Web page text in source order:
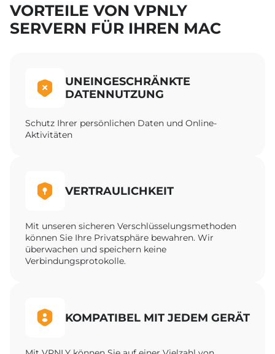
VORTEILE VON VPNLY
SERVERN FÜR IHREN MAC
UNEINGESCHRÄNKTE
DATENNUTZUNG
Schutz Ihrer persönlichen Daten und Online-
Aktivitäten
VERTRAULICHKEIT
Mit unseren sicheren Verschlüsselungsmethoden
können Sie Ihre Privatsphäre bewahren. Wir
überwachen und speichern keine
Verbindungsprotokolle.
KOMPATIBEL MIT JEDEM GERÄT